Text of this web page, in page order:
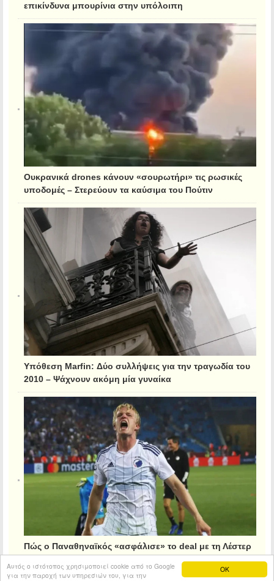
OK
Αυτός ο ιστότοπος χρησιμοποιεί cookie από το Google
για την παροχή των υπηρεσιών του, για την
επικίνδυνα μπουρίνια στην υπόλοιπη
Ουκρανικά drones κάνουν «σουρωτήρι» τις ρωσικές
υποδομές – Στερεύουν τα καύσιμα του Πούτιν
Υπόθεση Marfin: Δύο συλλήψεις για την τραγωδία του
2010 – Ψάχνουν ακόμη μία γυναίκα
Πώς ο Παναθηναϊκός «ασφάλισε» το deal με τη Λέστερ
για τον Κρίστιανσεν